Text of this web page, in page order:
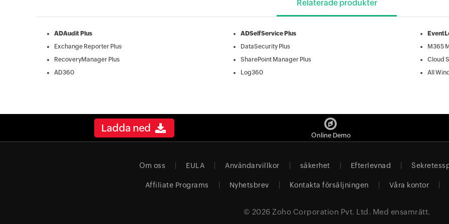
Relaterade produkter
ADAudit Plus
Exchange Reporter Plus
RecoveryManager Plus
AD360
ADSelfService Plus
DataSecurity Plus
SharePoint Manager Plus
Log360
M365
Cloud
All
Ladda ned
Online Demo
Om oss EULA Användarvillkor säkerhet Efterlevnad
Affiliate Programs Nyhetsbrev Kontakta försäljningen Våra kontor
© 2026 Zoho Corporation Pvt. Ltd. Med ensamrätt.